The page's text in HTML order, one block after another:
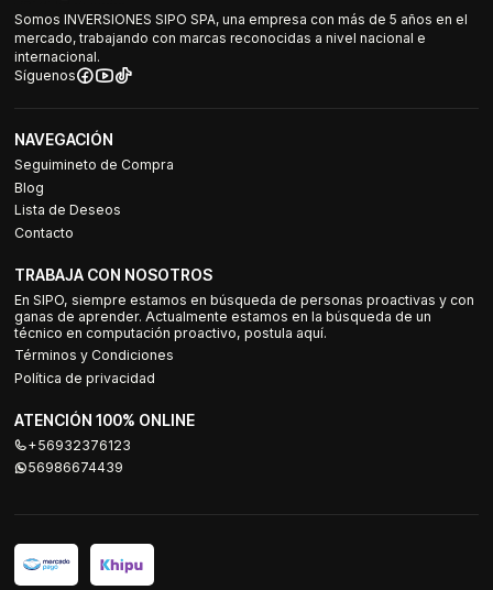
Somos INVERSIONES SIPO SPA, una empresa con más de 5 años en el
mercado, trabajando con marcas reconocidas a nivel nacional e
internacional.
Síguenos
NAVEGACIÓN
Seguimineto de Compra
Blog
Lista de Deseos
Contacto
TRABAJA CON NOSOTROS
En SIPO, siempre estamos en búsqueda de personas proactivas y con
ganas de aprender. Actualmente estamos en la búsqueda de un
técnico en computación proactivo, postula aquí.
Términos y Condiciones
Política de privacidad
ATENCIÓN 100% ONLINE
+56932376123
56986674439